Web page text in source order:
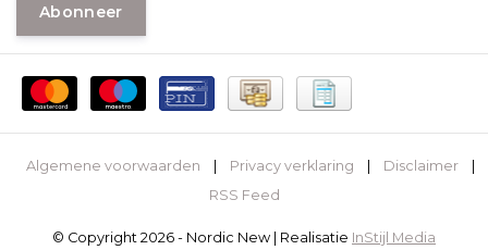
Abonneer
Algemene voorwaarden | Privacy verklaring | Disclaimer
|
RSS Feed
© Copyright 2026 - Nordic New | Realisatie InStijl Media